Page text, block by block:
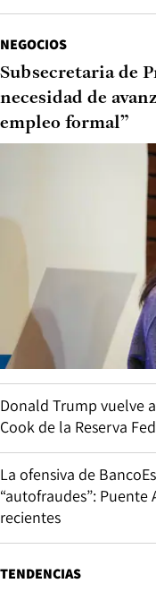
NEGOCIOS
Subsecretaria de
necesidad de
empleo formal”
Donald Trump vuelve
Cook de la Reserva
La ofensiva de
“autofraudes”:
recientes
TENDENCIAS